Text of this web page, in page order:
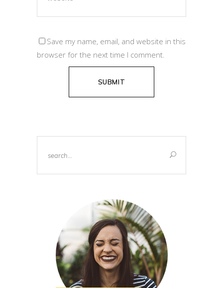
Save my name, email, and website in this
browser for the next time I comment.